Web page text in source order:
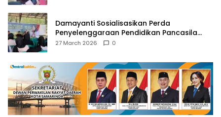
Damayanti Sosialisasikan Perda
Penyelenggaraan Pendidikan Pancasila
dan Wawasan Kebangsaan
27 March 2026 0